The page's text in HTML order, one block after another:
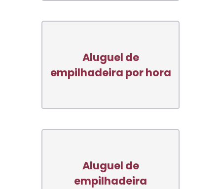
Aluguel de
empilhadeira por hora
Aluguel de
empilhadeira